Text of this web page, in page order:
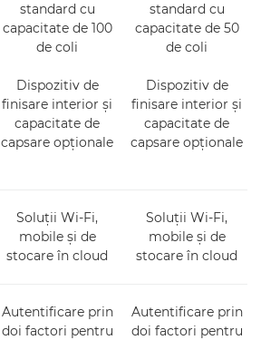
standard cu
capacitate de 100
de coli
Dispozitiv de
finisare interior şi
capacitate de
capsare opţionale
standard cu
capacitate de 50
de coli
Dispozitiv de
finisare interior şi
capacitate de
capsare opţionale
Soluţii Wi-Fi,
mobile şi de
stocare în cloud
Soluţii Wi-Fi,
mobile şi de
stocare în cloud
Autentificare prin
doi factori pentru
Autentificare prin
doi factori pentru